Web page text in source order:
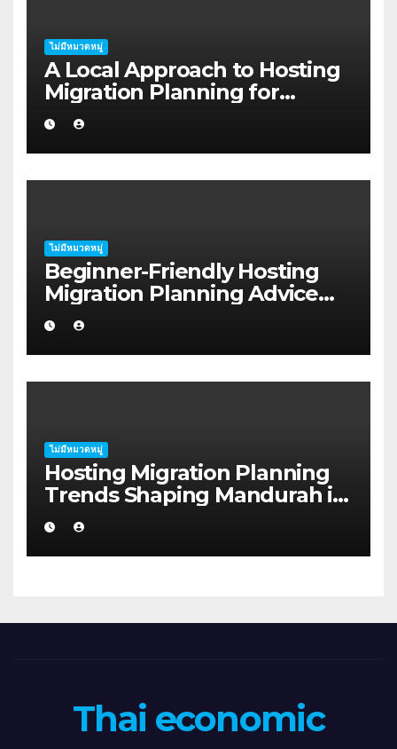
ไม่มีหมวดหมู่
A Local Approach to Hosting
Migration Planning for
Freelancers in Rockhampton
ไม่มีหมวดหมู่
Beginner-Friendly Hosting
Migration Planning Advice
for Startup Founders in Coffs
Harbour
ไม่มีหมวดหมู่
Hosting Migration Planning
Trends Shaping Mandurah in
2026
Thai economic